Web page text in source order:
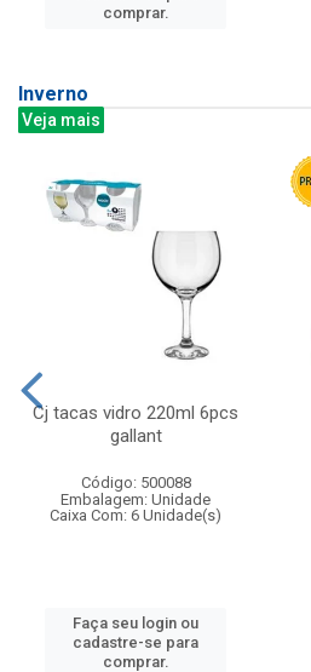
comprar.
Inverno
Veja mais
Cj tacas vidro 220ml 6pcs
gallant
Código: 500088
Embalagem: Unidade
Caixa Com: 6 Unidade(s)
Faça seu login ou
cadastre-se para
comprar.